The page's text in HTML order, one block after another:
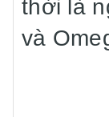
thời là
và